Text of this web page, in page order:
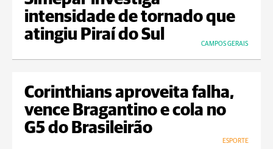
intensidade de tornado que
atingiu Piraí do Sul
CAMPOS GERAIS
Corinthians aproveita falha,
vence Bragantino e cola no
G5 do Brasileirão
ESPORTE